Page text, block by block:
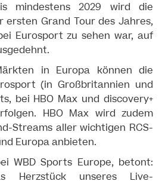
mindestens 2029 wird die
ersten Grand Tour des Jahres,
Eurosport zu sehen war, auf
in Europa können die
(in Großbritannien und
bei HBO Max und discovery+
HBO Max wird zudem
Streams aller wichtigen RCS-
Europa anbieten.
WBD Sports Europe, betont:
Herzstück unseres Live-